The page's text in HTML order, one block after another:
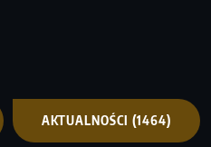
AKTUALNOŚCI (1464)